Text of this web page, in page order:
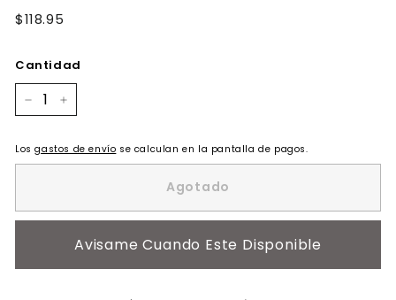
Precio
$118.95
Cantidad
Losgastos de envío se calculan en la pantalla de pagos.
Agotado
Avisame Cuando Este Disponible